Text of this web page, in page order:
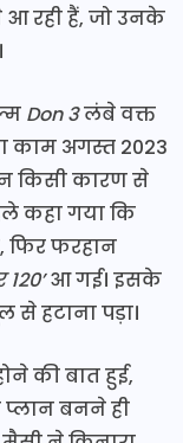
रही हैं, जो उनके
Don 3लंबे वक्त
काम अगस्त 2023
किसी कारण से
कहा गया कि
फिर फरहान
120’आ गई। इसके
से हटाना पड़ा।
की बात हुई,
बनने ही